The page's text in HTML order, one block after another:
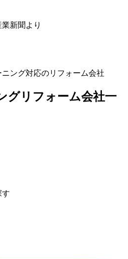
新聞より
ング対応のリフォーム会社
グリフォーム会社一
す